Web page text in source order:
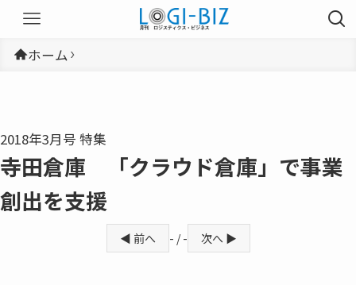
ホーム
2018年3月号 特集
寺田倉庫 「クラウド倉庫」で事業
創出を支援
◀ 前へ - / - 次へ ▶